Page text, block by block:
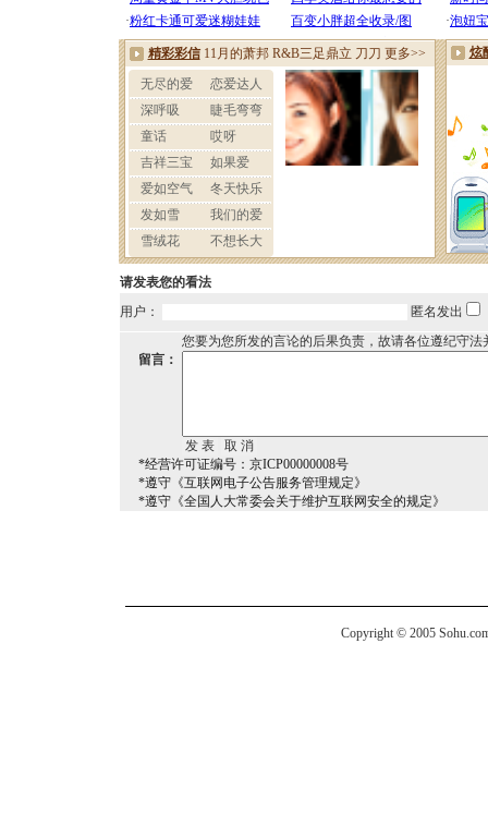
请发表您的看法
用户：
匿名发出
您要为您所发的言论的后果负责，故请各位遵纪守法
留言：
*经营许可证编号：京ICP00000008号
*遵守《互联网电子公告服务管理规定》
*遵守《全国人大常委会关于维护互联网安全的规定》
Copyright © 2005